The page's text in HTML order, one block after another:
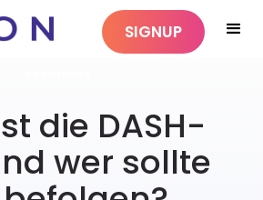
SIGNUP
die DASH-
wer sollte